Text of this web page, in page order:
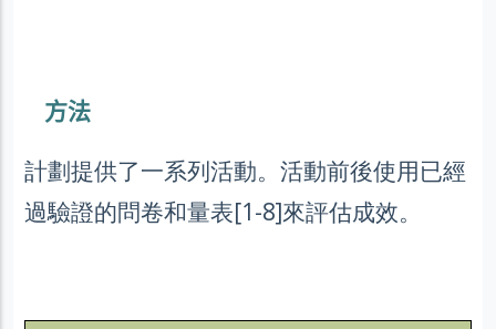
方法
計劃提供了一系列活動。活動前後使用已經
過驗證的問卷和量表[1-8]來評估成效。